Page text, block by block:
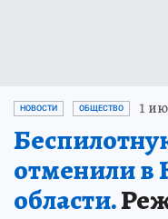
НОВОСТИ ОБЩЕСТВО 1
отменили в
области.